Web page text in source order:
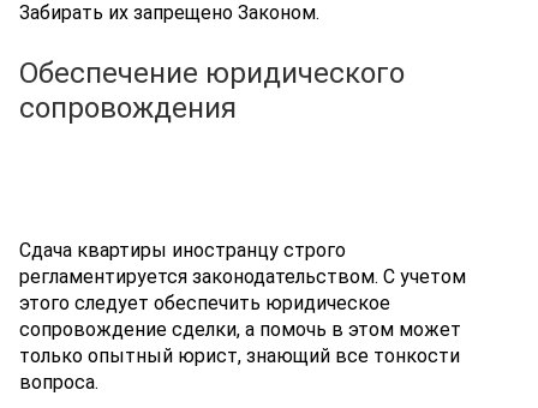
Забирать их запрещено Законом.
Обеспечение юридического
сопровождения
Сдача квартиры иностранцу строго
регламентируется законодательством. С учетом
этого следует обеспечить юридическое
сопровождение сделки, а помочь в этом может
только опытный юрист, знающий все тонкости
вопроса.